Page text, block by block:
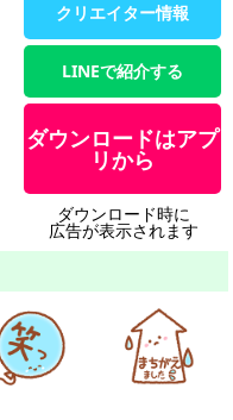
クリエイター情報
LINEで紹介する
ダウンロードはアプ
リから
ダウンロード時に
広告が表示されます